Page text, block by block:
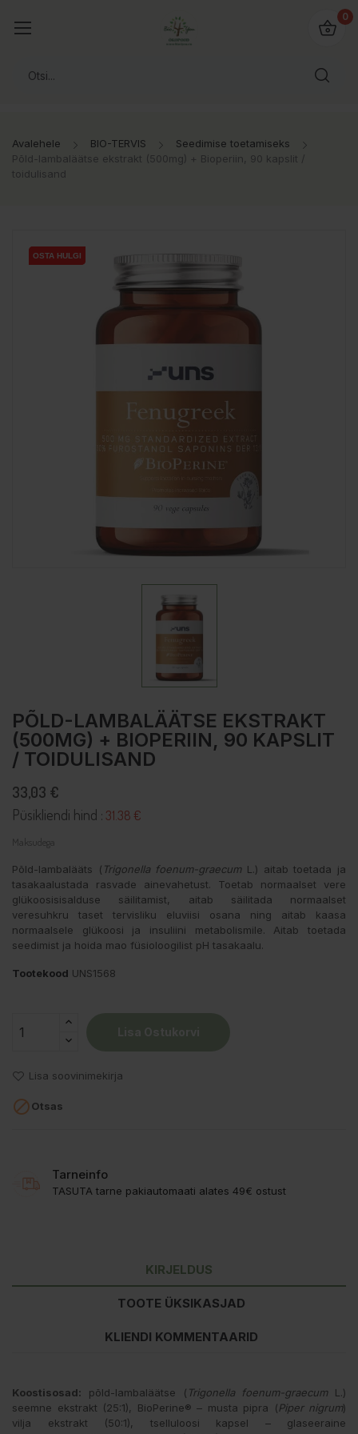
0
Avalehele BIO-TERVIS
Seedimise toetamiseks
Põld-lambaläätse ekstrakt (500mg) + Bioperiin, 90 kapslit /
toidulisand
OSTA HULGI
OSTA HULGI
PÕLD-LAMBALÄÄTSE EKSTRAKT
(500MG) + BIOPERIIN, 90 KAPSLIT
/ TOIDULISAND
33,03 €
Püsikliendi hind : 31.38 €
Maksudega
Põld-lambalääts ( Trigonella foenum-graecumL.) aitab toetada ja
tasakaalustada rasvade ainevahetust. Toetab normaalset vere
glükoosisisalduse säilitamist, aitab säilitada normaalset
veresuhkru taset tervisliku eluviisi osana ning aitab kaasa
normaalsele glükoosi ja insuliini metabolismile. Aitab toetada
seedimist ja hoida mao füsioloogilist pH tasakaalu.
Tootekood UNS1568
Lisa soovinimekirja
Otsas
Tarneinfo
TASUTA tarne pakiautomaati alates 49€ ostust
KIRJELDUS
TOOTE ÜKSIKASJAD
KLIENDI KOMMENTAARID
Koostisosad: põld-lambaläätse ( Trigonella foenum-graecumL.)
seemne ekstrakt (25:1), BioPerine® – musta pipra (Piper nigrum)
vilja ekstrakt (50:1), tselluloosi kapsel – glaseeraine